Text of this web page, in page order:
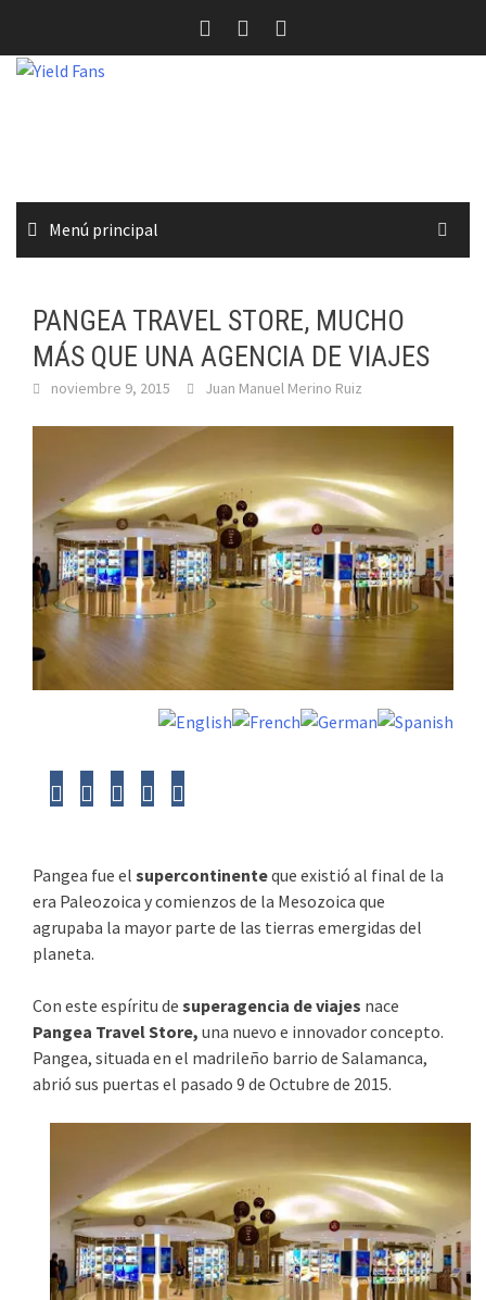
contenido
Menú principal
PANGEA TRAVEL STORE, MUCHO
MÁS QUE UNA AGENCIA DE VIAJES
noviembre 9, 2015 Juan Manuel Merino Ruiz
Pangea fue el supercontinenteque existió al final de la
era Paleozoica y comienzos de la Mesozoica que
agrupaba la mayor parte de las tierras emergidas del
planeta.
Con este espíritu de superagencia de viajes nace
Pangea Travel Store, una nuevo e innovador concepto.
Pangea, situada en el madrileño barrio de Salamanca,
abrió sus puertas el pasado 9 de Octubre de 2015.